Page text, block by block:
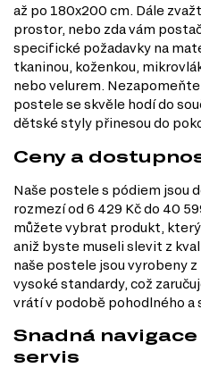
až po 180x200 cm. Dále
prostor, nebo zda vám
specifické požadavky na
tkaninou, koženkou,
nebo velurem.
postele se skvěle hodí do
dětské styly přinesou do
Ceny a
Naše postele s pódiem jsou
rozmezí od 6 429 Kč do 40
můžete vybrat produkt,
aniž byste museli slevit z
naše postele jsou vyrobeny
vysoké standardy, což
vrátí v podobě pohodlného a
Snadná
servis